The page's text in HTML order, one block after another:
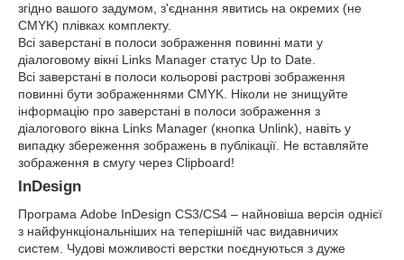
згідно вашого задумом, з'єднання явитись на окремих (не
CMYK) плівках комплекту.
Всі заверстані в полоси зображення повинні мати у
діалоговому вікні Links Manager статус Up to Date.
Всі заверстані в полоси кольорові растрові зображення
повинні бути зображеннями CMYK. Ніколи не знищуйте
інформацію про заверстані в полоси зображення з
діалогового вікна Links Manager (кнопка Unlink), навіть у
випадку збереження зображень в публікації. Не вставляйте
зображення в смугу через Clipboard!
InDesign
Програма Adobe InDesign CS3/CS4 – найновіша версія однієї
з найфункціональніших на теперішній час видавничих
систем. Чудові можливості верстки поєднуються з дуже